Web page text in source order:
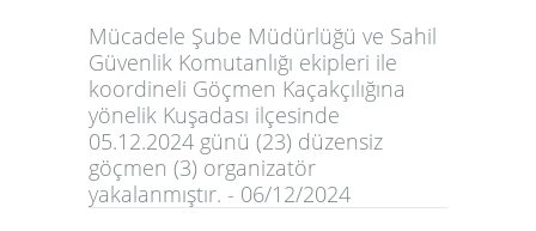
Mücadele Şube Müdürlüğü ve Sahil
Güvenlik Komutanlığı ekipleri ile
koordineli Göçmen Kaçakçılığına
yönelik Kuşadası ilçesinde
05.12.2024 günü (23) düzensiz
göçmen (3) organizatör
yakalanmıştır. - 06/12/2024